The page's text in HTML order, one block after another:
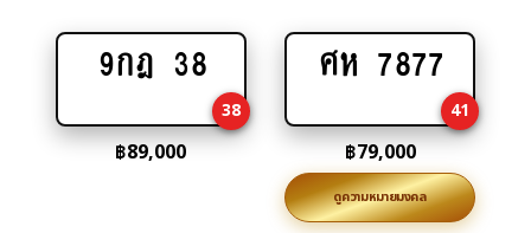
Add
cart
9กฎ 38
38
฿89,000
Add
cart
ศห 7877
41
฿79,000
ดูความหมายมงคล